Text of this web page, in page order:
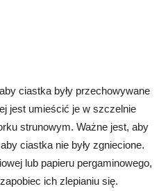
ciastka były przechowywane
jest umieścić je w szczelnie
strunowym. Ważne jest, aby
ciastka nie były zgniecione.
lub papieru pergaminowego,
ich zlepianiu się.